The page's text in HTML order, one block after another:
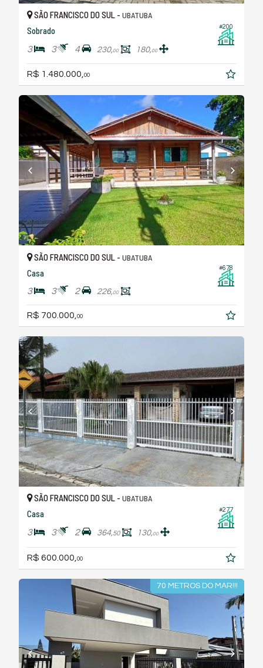
#200
SÃO FRANCISCO DO SUL - UBATUBA
Sobrado
3 3 4 230,00 180,00
R$ 1.480.000,00
#678
SÃO FRANCISCO DO SUL - UBATUBA
Casa
3 3 2 226,00
R$ 700.000, 00
#277
SÃO FRANCISCO DO SUL - UBATUBA
Casa
3 3 2 364,50 130,00
R$ 600.000, 00
70 METROS DO MAR!!!